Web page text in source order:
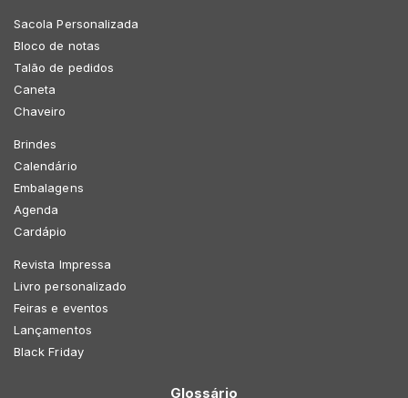
Sacola Personalizada
Bloco de notas
Talão de pedidos
Caneta
Chaveiro
Brindes
Calendário
Embalagens
Agenda
Cardápio
Revista Impressa
Livro personalizado
Feiras e eventos
Lançamentos
Black Friday
Glossário